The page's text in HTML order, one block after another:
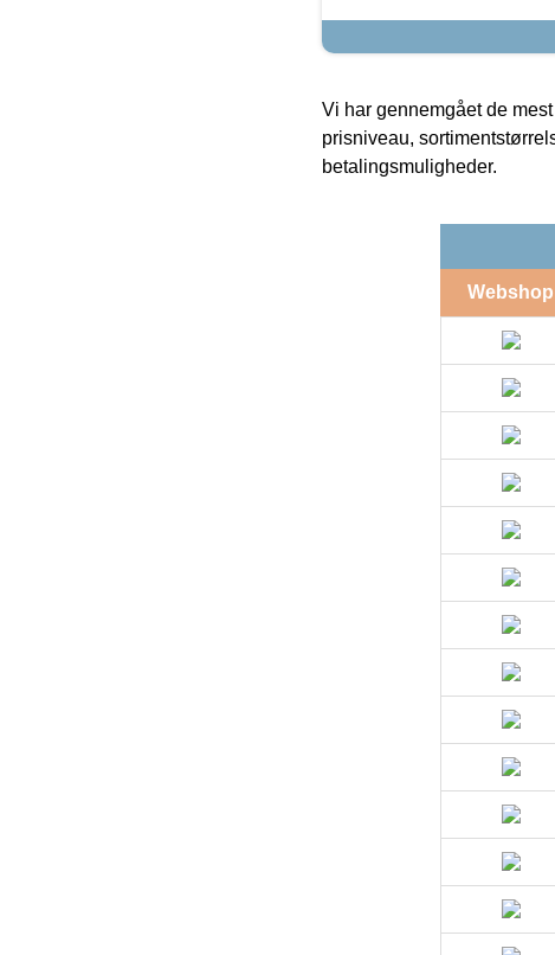
Vi har gennemgået de
prisniveau,
betalingsmuligheder.
Webshop